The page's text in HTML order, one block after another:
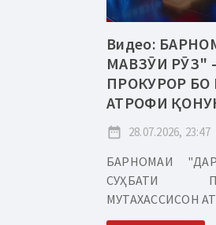
Видео:
МАВЗӮИ РӮЗ"
ПРОКУРОР БО
АТРОФИ
date_range 28.07.2026, 23:47
БАРНОМАИ
СУҲБАТИ
МУТАХАССИСОН